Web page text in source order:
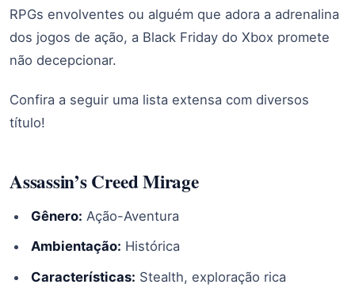
RPGs envolventes ou alguém que adora a adrenalina
dos jogos de ação, a Black Friday do Xbox promete
não decepcionar.
Confira a seguir uma lista extensa com diversos
título!
Assassin’s Creed Mirage
Gênero: Ação-Aventura
Ambientação: Histórica
Características: Stealth, exploração rica